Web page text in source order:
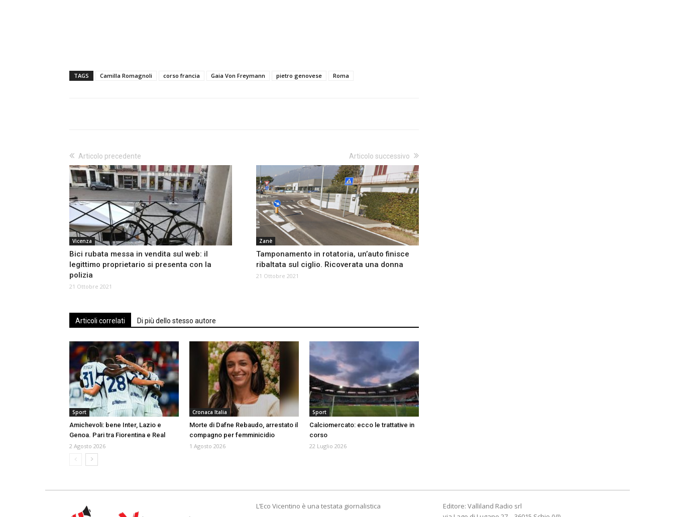
TAGS Camilla Romagnoli corso francia Gaia Von Freymann pietro genovese Roma
Articolo precedente
Vicenza
Bici rubata messa in vendita sul web: il
legittimo proprietario si presenta con la
polizia
21 Ottobre 2021
Articolo successivo
Zanè
Tamponamento in rotatoria, un’auto finisce
ribaltata sul ciglio. Ricoverata una donna
21 Ottobre 2021
Articoli correlati Di più dello stesso autore
Sport
Amichevoli: bene Inter, Lazio e
Genoa. Pari tra Fiorentina e Real
2 Agosto 2026
Cronaca Italia
Morte di Dafne Rebaudo, arrestato il
compagno per femminicidio
1 Agosto 2026
Sport
Calciomercato: ecco le trattative in
corso
22 Luglio 2026
L’Eco Vicentino è una testata giornalistica
Editore: Valliland Radio srl